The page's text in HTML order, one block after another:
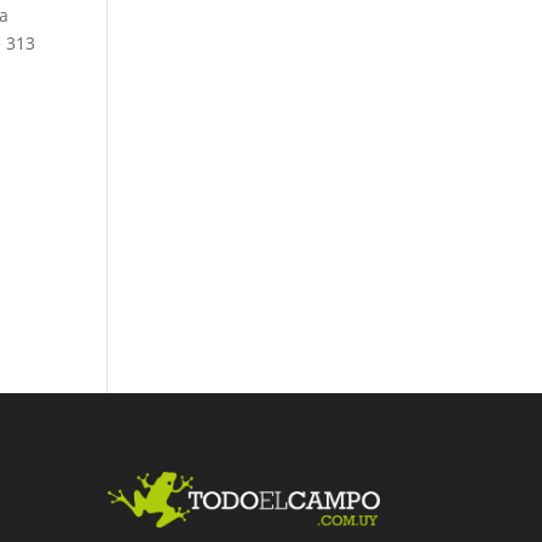
Fac
ebo
Twit
ter